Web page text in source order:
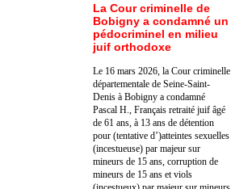
La Cour criminelle de
Bobigny a condamné un
pédocriminel en milieu
juif orthodoxe
Le 16 mars 2026, la Cour criminelle
départementale de Seine-Saint-
Denis à Bobigny a condamné
Pascal H., Français retraité juif âgé
de 61 ans, à 13 ans de détention
pour (tentative d’)atteintes sexuelles
(incestueuse) par majeur sur
mineurs de 15 ans, corruption de
mineurs de 15 ans et viols